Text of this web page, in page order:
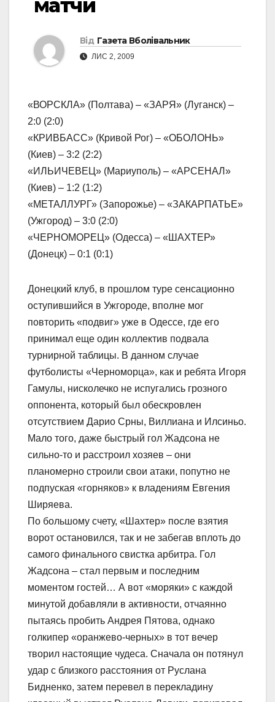
матчи
Від Газета Вболівальник
ЛИС 2, 2009
«ВОРСКЛА» (Полтава) – «ЗАРЯ» (Луганск) –
2:0 (2:0)
«КРИВБАСС» (Кривой Рог) – «ОБОЛОНЬ»
(Киев) – 3:2 (2:2)
«ИЛЬИЧЕВЕЦ» (Мариуполь) – «АРСЕНАЛ»
(Киев) – 1:2 (1:2)
«МЕТАЛЛУРГ» (Запорожье) – «ЗАКАРПАТЬЕ»
(Ужгород) – 3:0 (2:0)
«ЧЕРНОМОРЕЦ» (Одесса) – «ШАХТЕР»
(Донецк) – 0:1 (0:1)
Донецкий клуб, в прошлом туре сенсационно
оступившийся в Ужгороде, вполне мог
повторить «подвиг» уже в Одессе, где его
принимал еще один коллектив подвала
турнирной таблицы. В данном случае
футболисты «Черноморца», как и ребята Игоря
Гамулы, нисколечко не испугались грозного
оппонента, который был обескровлен
отсутствием Дарио Срны, Виллиана и Илсиньо.
Мало того, даже быстрый гол Жадсона не
сильно-то и расстроил хозяев – они
планомерно строили свои атаки, попутно не
подпуская «горняков» к владениям Евгения
Ширяева.
По большому счету, «Шахтер» после взятия
ворот остановился, так и не забегав вплоть до
самого финального свистка арбитра. Гол
Жадсона – стал первым и последним
моментом гостей… А вот «моряки» с каждой
минутой добавляли в активности, отчаянно
пытаясь пробить Андрея Пятова, однако
голкипер «оранжево-черных» в тот вечер
творил настоящие чудеса. Сначала он потянул
удар с близкого расстояния от Руслана
Бидненко, затем перевел в перекладину